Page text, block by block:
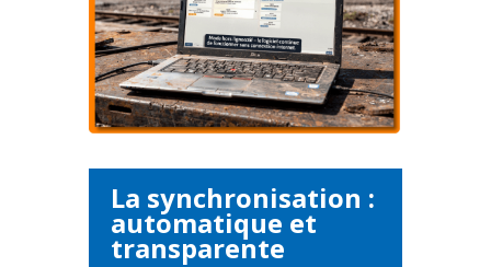
La synchronisation :
automatique et
transparente